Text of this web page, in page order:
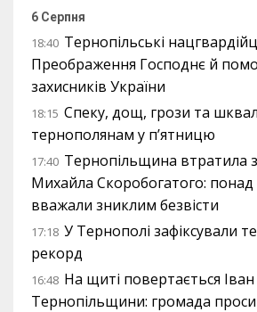
6 Серпня
18:40 Тернопільські
Преображення Господнє й
захисників України
18:15 Спеку, дощ, грози та
тернополянам у п’ятницю
17:40 Тернопільщина втратила
Михайла Скоробогатого:
вважали зниклим безвісти
17:18 У Тернополі зафіксували
рекорд
16:48 На щиті повертається
Тернопільщини: громада